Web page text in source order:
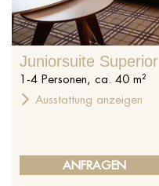
Juniorsuite Superior
1 -4 Personen, ca. 40 m²
Ausstattung anzeigen
ANFRAGEN